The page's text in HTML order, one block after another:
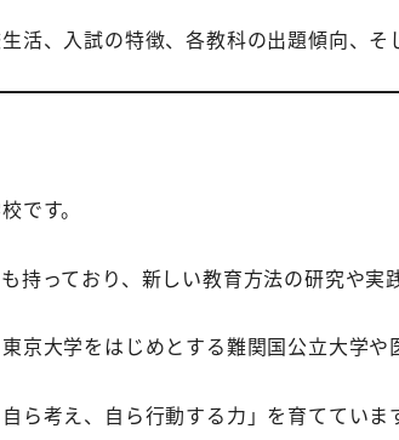
活、入試の特徴、各教科の出題傾向、そ
です。
っており、新しい教育方法の研究や実
京大学をはじめとする難関国公立大学
ら考え、自ら行動する力」を育てていま